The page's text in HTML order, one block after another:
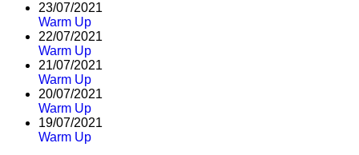
23/07/2021
Warm Up
22/07/2021
Warm Up
21/07/2021
Warm Up
20/07/2021
Warm Up
19/07/2021
Warm Up